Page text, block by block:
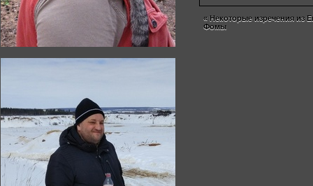
« Некоторые изречения из
Фомы